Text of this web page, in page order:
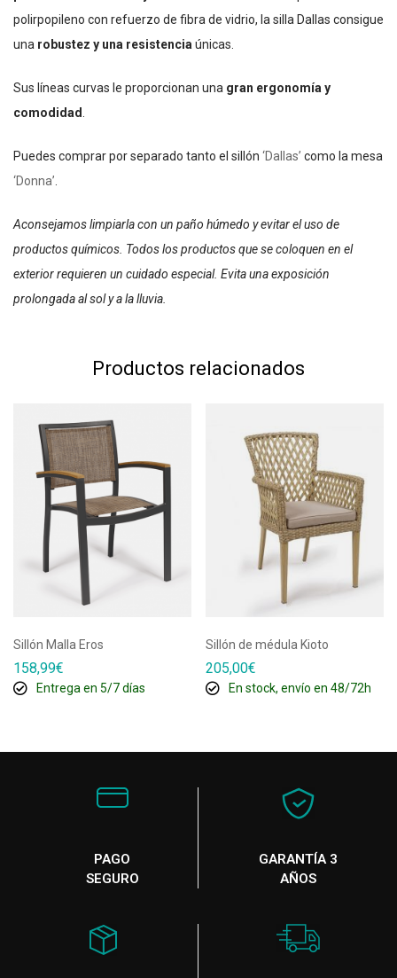
polirpopileno con refuerzo de fibra de vidrio, la silla Dallas consigue
una robustez y una resistencia únicas.
Sus líneas curvas le proporcionan una gran ergonomía y
comodidad
Puedes comprar por separado tanto el sillón ‘Dallas’ como la mesa
‘Donna’
Aconsejamos limpiarla con un paño húmedo y evitar el uso de
productos químicos. Todos los productos que se coloquen en el
exterior requieren un cuidado especial. Evita una exposición
prolongada al sol y a la lluvia.
Productos relacionados
Sillón Malla Eros
158,99€
Entrega en 5/7 días
Sillón de médula Kioto
205,00€
En stock, envío en 48/72h
PAGO
SEGURO
GARANTÍA 3
AÑOS